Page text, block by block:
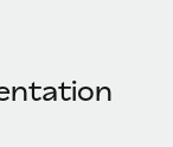
grâce à
RH sur
entreprises